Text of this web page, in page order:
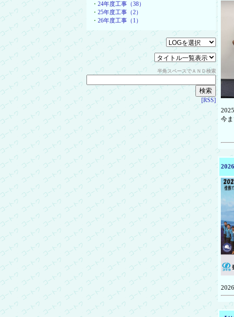
・ 24年度工事（38）
・ 25年度工事（2）
・ 26年度工事（1）
半角スペースでＡＮＤ検索
[RSS]
今